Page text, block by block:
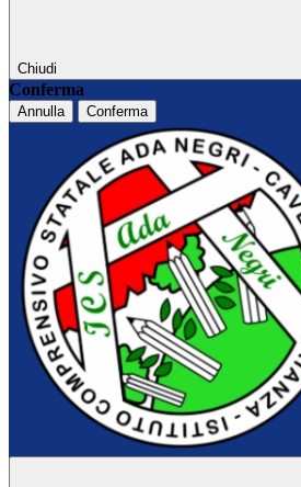
Chiudi
Conferma
Annulla Conferma